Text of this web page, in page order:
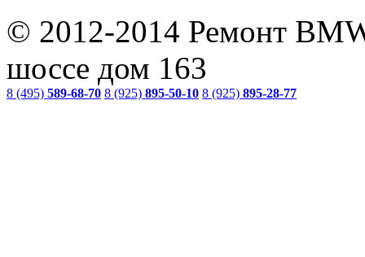
© 2012-2014 Ремонт
шоссе дом 163
8 (495) 589-68-70 8 (925) 895-50-10 8 (925) 895-28-77